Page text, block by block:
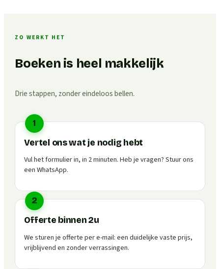
ZO WERKT HET
Boeken is heel makkelijk
Drie stappen, zonder eindeloos bellen.
1
Vertel ons wat je nodig hebt
Vul het formulier in, in 2 minuten. Heb je vragen? Stuur ons
een WhatsApp.
2
Offerte binnen 2u
We sturen je offerte per e-mail: een duidelijke vaste prijs,
vrijblijvend en zonder verrassingen.